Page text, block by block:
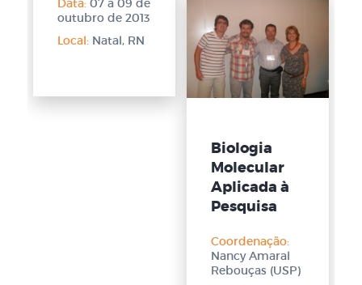
Data: 07 a 09 de
outubro de 2013
Local: Natal, RN
Biologia
Molecular
Aplicada à
Pesquisa
Coordenação:
Nancy Amaral
Rebouças (USP)